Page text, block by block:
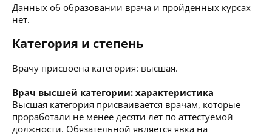
Данных об образовании врача и пройденных курсах
нет.
Категория и степень
Врачу присвоена категория: высшая.
Врач высшей категории: характеристика
Высшая категория присваивается врачам, которые
проработали не менее десяти лет по аттестуемой
должности. Обязательной является явка на